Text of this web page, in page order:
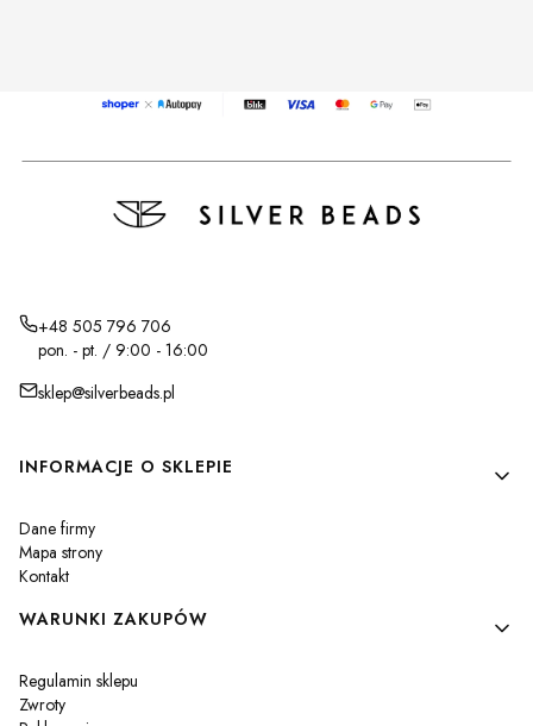
+48 505 796 706
pon. - pt. / 9:00 - 16:00
sklep@silverbeads.pl
Linki w stopce
INFORMACJE O SKLEPIE
Dane firmy
Mapa strony
Kontakt
WARUNKI ZAKUPÓW
Regulamin sklepu
Zwroty